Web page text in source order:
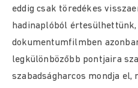
eddig csak töredékes
hadinaplóból
dokumentumfilmben
legkülönbözőbb pontjaira
szabadságharcos mondja